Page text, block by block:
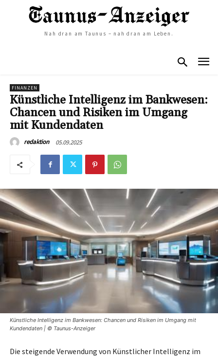
Nah dran am Taunus – nah dran am Leben.
FINANZEN
Künstliche Intelligenz im Bankwesen:
Chancen und Risiken im Umgang
mit Kundendaten
redaktion 05.09.2025
Künstliche Intelligenz im Bankwesen: Chancen und Risiken im Umgang mit
Kundendaten | © Taunus-Anzeiger
Die steigende Verwendung von Künstlicher Intelligenz im